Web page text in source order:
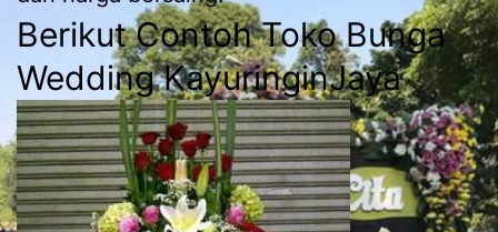
Berikut Contoh Toko Bunga
Wedding KayuringinJaya